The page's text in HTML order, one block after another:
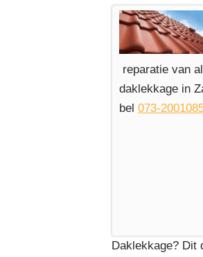
reparatie van
daklekkage in
bel 073-
Daklekkage? Dit